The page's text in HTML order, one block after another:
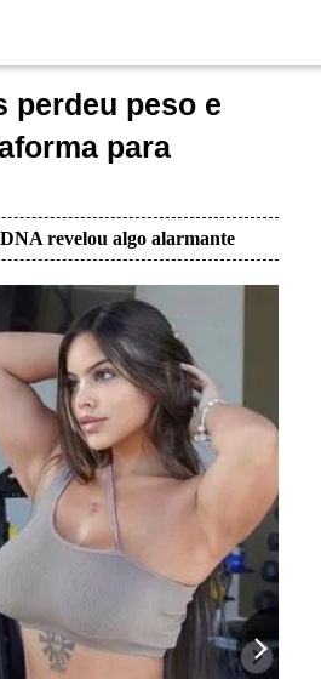
perdeu peso e
para
revelou algo alarmante